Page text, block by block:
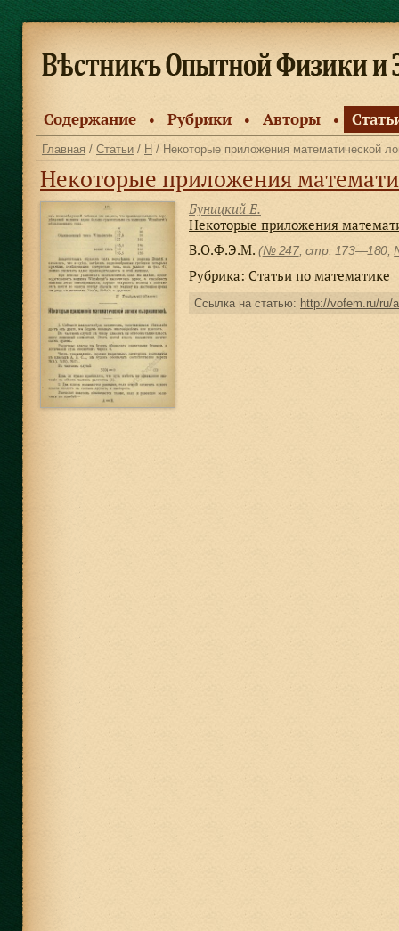
Содержание ● Рубрики ● Авторы ●
Главная / Статьи / Н / Некоторые приложения математической
Некоторые приложения
Буницкий Е.
Некоторые приложения
В.О.Ф.Э.М. (№ 247, стр. 173—180;
Рубрика: Статьи по математике
Ссылка на статью: http://vofem.ru/ru/